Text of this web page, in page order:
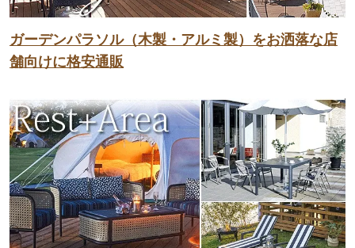
ガーデンパラソル（木製・アルミ製）をお洒落な店
舗向けに格安通販